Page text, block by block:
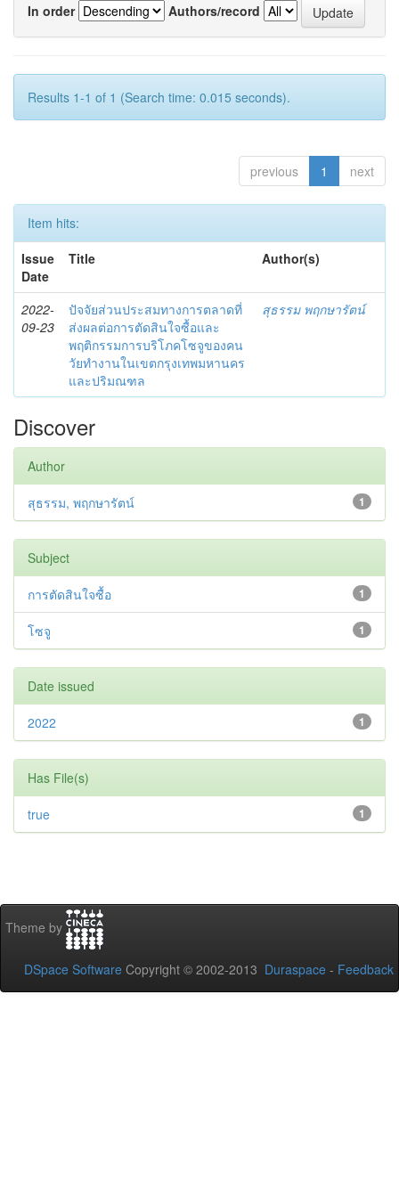
In order
Authors/record
Results 1-1 of 1 (Search time: 0.015 seconds).
previous 1 next
Item hits:
Issue
Date
Title Author(s)
2022-
09-23
ปัจจัยส่วนประสมทางการตลาดที่
ส่งผลต่อการตัดสินใจซื้อและ
พฤติกรรมการบริโภคโซจูของคน
วัยทำงานในเขตกรุงเทพมหานคร
และปริมณฑล
สุธรรม พฤกษารัตน์
Discover
Author
1
สุธรรม, พฤกษารัตน์
Subject
1
การตัดสินใจซื้อ
1
โซจู
Date issued
1
2022
Has File(s)
1
true
Theme by
DSpace Software Copyright © 2002-2013 Duraspace - Feedback